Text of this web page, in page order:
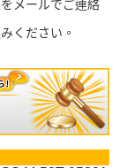
メールでご連絡
ください。